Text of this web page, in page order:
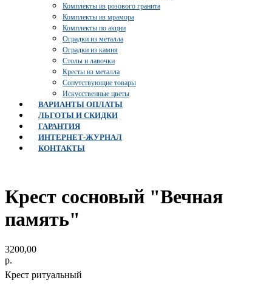
Комплекты из розового гранита
Комплекты из мрамора
Комплекты по акции
Оградки из металла
Оградки из камня
Столы и лавочки
Кресты из металла
Сопутствующие товары
Искусственные цветы
ВАРИАНТЫ ОПЛАТЫ
ЛЬГОТЫ И СКИДКИ
ГАРАНТИЯ
ИНТЕРНЕТ-ЖУРНАЛ
КОНТАКТЫ
Крест сосновый "Вечная
память"
3200,00
р.
Крест ритуальный